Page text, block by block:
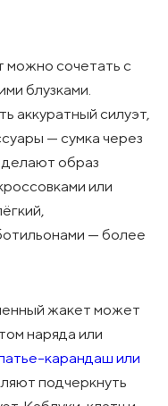
можно сочетать с
блузками.
аккуратный силуэт,
— сумка через
образ
или
— более
жакет может
наряда или
карандаш или
подчеркнуть